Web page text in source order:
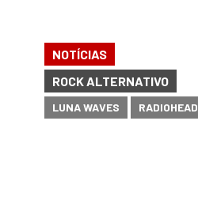
NOTÍCIAS
ROCK ALTERNATIVO
LUNA WAVES RADIOHEAD